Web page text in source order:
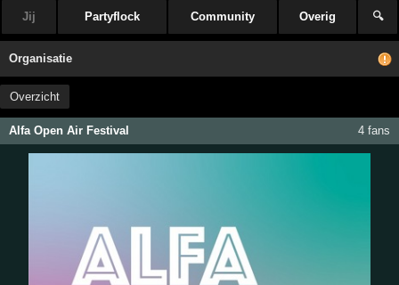
Jij Partyflock Community Overig 🔍
Organisatie
Overzicht
Alfa Open Air Festival 4 fans